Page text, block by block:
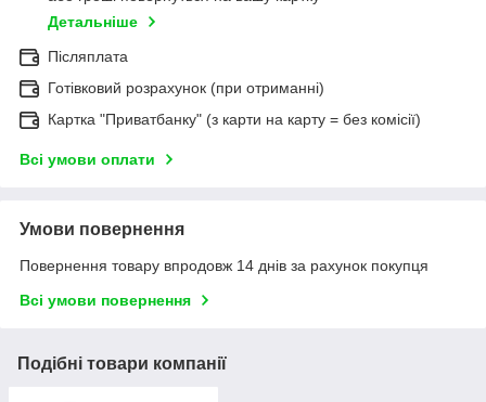
Детальніше
Післяплата
Готівковий розрахунок (при отриманні)
Картка "Приватбанку" (з карти на карту = без комісії)
Всі умови оплати
Умови повернення
Повернення товару впродовж 14 днів за рахунок покупця
Всі умови повернення
Подібні товари компанії